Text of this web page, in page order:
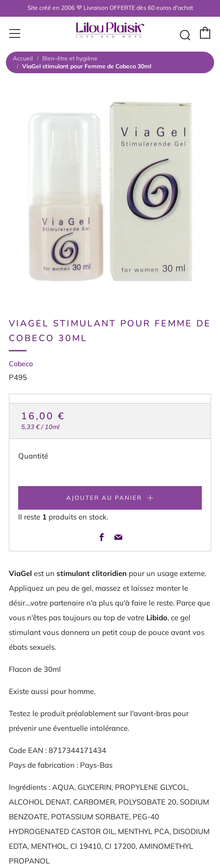
Site créé en 2006 💜 Livraison OFFERTE dès 60 euros d'achat
Menu
Accueil / Bien-être et hygiène
/ ViaGel stimulant pour Femme de Cobeco 30ml
VIAGEL STIMULANT POUR FEMME DE
COBECO 30ML
Cobeco
P495
PRIX
HABITUEL
16,00 €
Prix
unitaire
5,33 €/ par
10ml
Quantité
AJOUTER AU PANIER
Il reste 1 produits en stock.
Facebook
Email
ViaGel est un stimulant clitoridien pour un usage externe.
Appliquez un peu de gel, massez et laissez monter le
désir....votre partenaire n'a plus qu'à faire le reste. Parce que
vous n'êtes pas toujours au top de votre Libido, ce gel
stimulant vous donnera un petit coup de pouce avant vos
ébats sexuels.
Flacon de 30ml
Existe aussi pour homme.
Testez le produit préalablement sur l'avant-bras pour
prévenir une éventuelle intolérance.
Code EAN : 8717344171434
Pays de fabrication : Pays-Bas
Ingrédients : AQUA, GLYCERIN, PROPYLENE GLYCOL,
ALCOHOL DENAT, CARBOMER, POLYSOBATE 20, SODIUM
BENZOATE, POTASSIUM SORBATE, PEG-40
HYDROGENATED CASTOR OIL, MENTHYL PCA, DISODIUM
EDTA, MENTHOL, CI 19410, CI 17200, AMINOMETHYL
PROPANOL